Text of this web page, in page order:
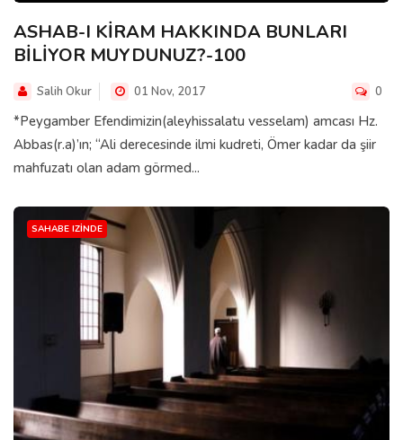
ASHAB-I KİRAM HAKKINDA BUNLARI
BİLİYOR MUYDUNUZ?-100
Salih Okur 01 Nov, 2017 0
*Peygamber Efendimizin(aleyhissalatu vesselam) amcası Hz.
Abbas(r.a)’ın; “Ali derecesinde ilmi kudreti, Ömer kadar da şiir
mahfuzatı olan adam görmed...
SAHABE IZINDE